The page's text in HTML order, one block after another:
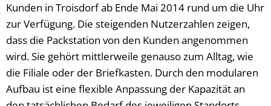
Kunden in Troisdorf ab Ende Mai 2014 rund um die Uhr
zur Verfügung. Die steigenden Nutzerzahlen zeigen,
dass die Packstation von den Kunden angenommen
wird. Sie gehört mittlerweile genauso zum Alltag, wie
die Filiale oder der Briefkasten. Durch den modularen
Aufbau ist eine flexible Anpassung der Kapazität an